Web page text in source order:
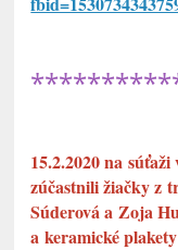
15.2.2020 na
zúčastnili žiačky z
Súderová a Zoja
a keramické